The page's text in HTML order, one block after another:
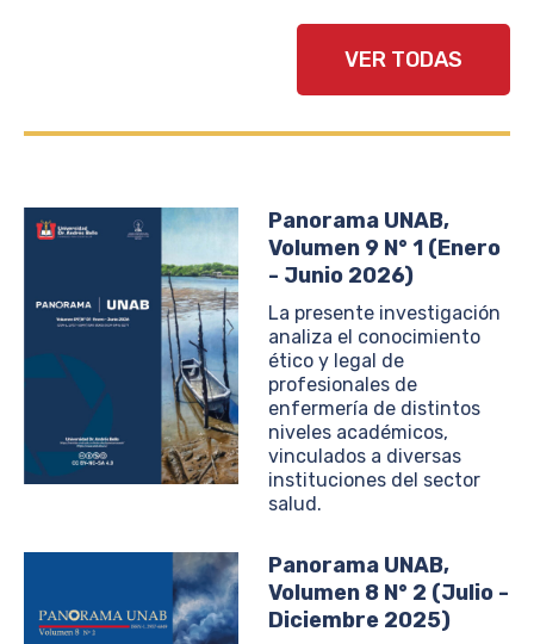
VER TODAS
Panorama UNAB,
Volumen 9 N° 1 (Enero
- Junio 2026)
La presente investigación
analiza el conocimiento
ético y legal de
profesionales de
enfermería de distintos
niveles académicos,
vinculados a diversas
instituciones del sector
salud.
Panorama UNAB,
Volumen 8 N° 2 (Julio -
Diciembre 2025)